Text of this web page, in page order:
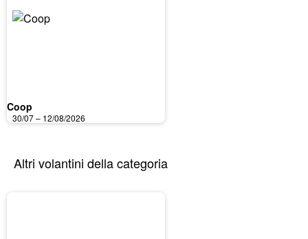
Coop
30/07 – 12/08/2026
Altri volantini della categoria